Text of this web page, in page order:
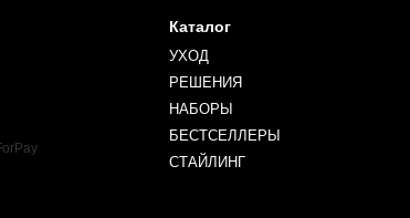
Каталог
УХОД
РЕШЕНИЯ
НАБОРЫ
БЕСТСЕЛЛЕРЫ
СТАЙЛИНГ